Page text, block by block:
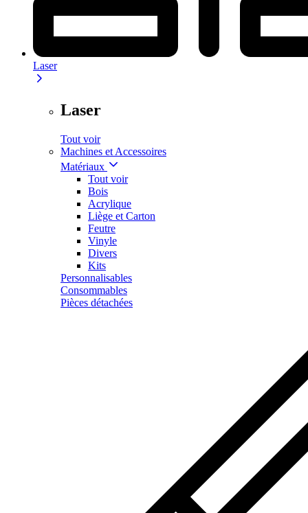
Laser
Laser
Tout voir
Machines et Accessoires
Matériaux
Tout voir
Bois
Acrylique
Liège et Carton
Feutre
Vinyle
Divers
Kits
Personnalisables
Consommables
Pièces détachées